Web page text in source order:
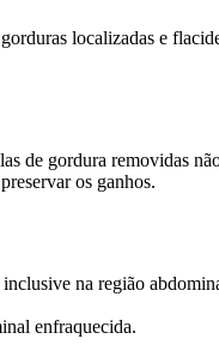
localizadas e
de gordura removidas
os ganhos.
na região
enfraquecida.